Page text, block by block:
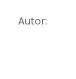
Autor: